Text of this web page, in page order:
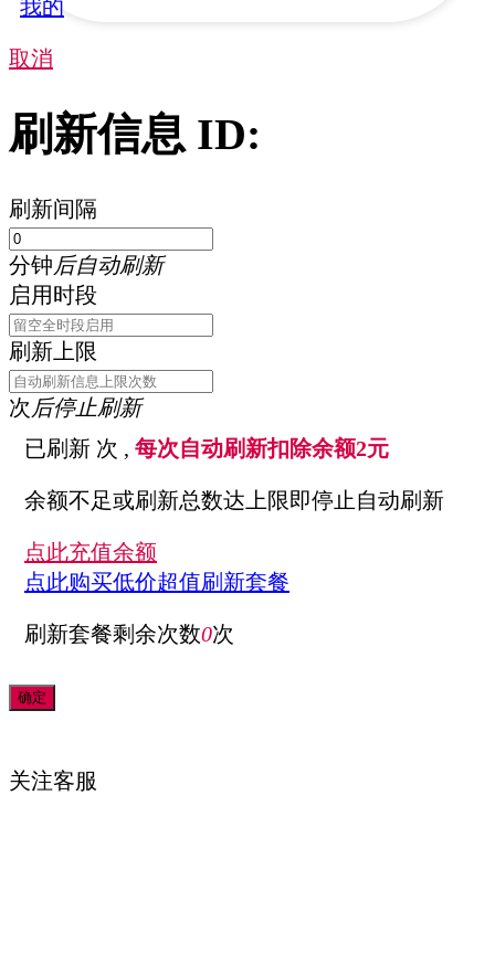
我的
取消
刷新信息 ID:
刷新间隔
分钟后自动刷新
启用时段
刷新上限
次 后停止刷新
已刷新 次 , 每次自动刷新扣除余额2元
余额不足或刷新总数达上限即停止自动刷新
点此充值余额
点此购买低价超值刷新套餐
刷新套餐剩余次数0次
关注客服